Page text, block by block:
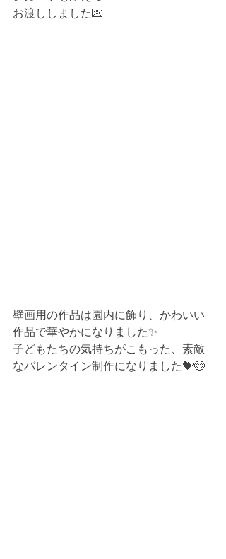
お渡ししました💌
壁画用の作品は園内に飾り、かわいい
作品で華やかになりました✨
子どもたちの気持ちがこもった、素敵
なバレンタイン制作になりました💝😊